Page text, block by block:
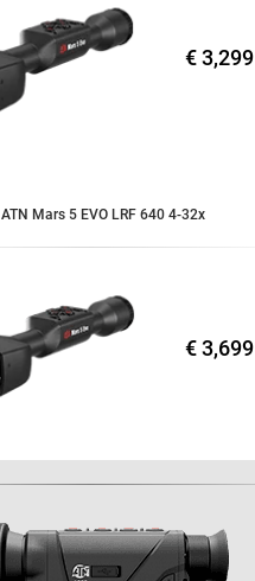
€ 3,299
ATN Mars 5 EVO LRF 640 4-32x
€ 3,699